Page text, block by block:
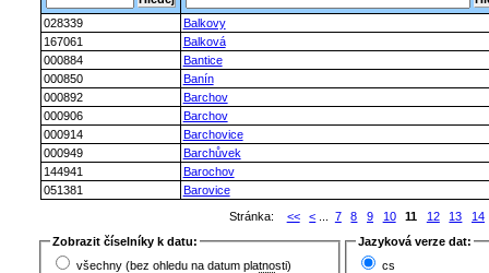
028339
Balkovy
167061
Balková
000884
Bantice
000850
Banín
000892
Barchov
000906
Barchov
000914
Barchovice
000949
Barchůvek
144941
Barochov
051381
Barovice
Stránka:
<< < 7 8 9 10 11 12 13
14
Zobrazit číselníky k datu:
všechny (bez ohledu na datum platnosti)
Jazyková verze dat:
cs